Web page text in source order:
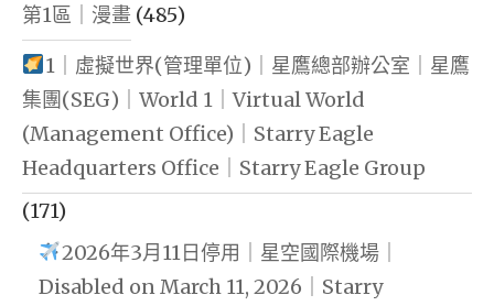
第1區｜漫畫 (485)
1｜虛擬世界(管理單位)｜星鷹總部辦公室｜星鷹
集團(SEG)｜World 1｜Virtual World
(Management Office)｜Starry Eagle
Headquarters Office｜Starry Eagle Group
(171)
2026年3月11日停用｜星空國際機場｜
Disabled on March 11, 2026｜Starry